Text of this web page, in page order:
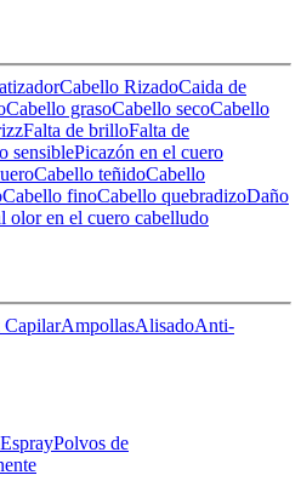
Cabello RizadoCaida de
Cabello grasoCabello secoCabello
Falta de brilloFalta de
sensiblePicazón en el cuero
Cabello teñidoCabello
Cabello finoCabello quebradizoDaño
olor en el cuero cabelludo
AmpollasAlisadoAnti-
EsprayPolvos de